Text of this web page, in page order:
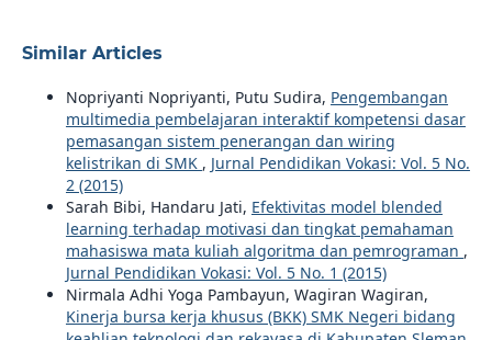
Similar Articles
Nopriyanti Nopriyanti, Putu Sudira, Pengembangan
multimedia pembelajaran interaktif kompetensi dasar
pemasangan sistem penerangan dan wiring
kelistrikan di SMK , Jurnal Pendidikan Vokasi: Vol. 5 No.
2 (2015)
Sarah Bibi, Handaru Jati, Efektivitas model blended
learning terhadap motivasi dan tingkat pemahaman
mahasiswa mata kuliah algoritma dan pemrograman ,
Jurnal Pendidikan Vokasi: Vol. 5 No. 1 (2015)
Nirmala Adhi Yoga Pambayun, Wagiran Wagiran,
Kinerja bursa kerja khusus (BKK) SMK Negeri bidang